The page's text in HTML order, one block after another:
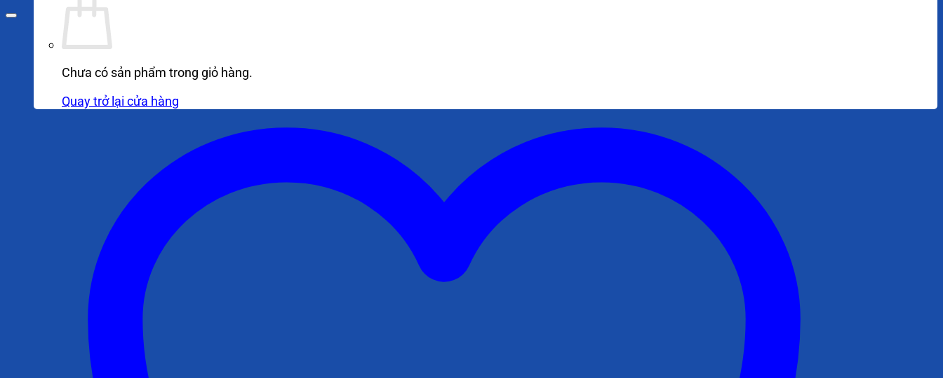
Chưa có sản phẩm trong giỏ hàng.
Quay trở lại cửa hàng